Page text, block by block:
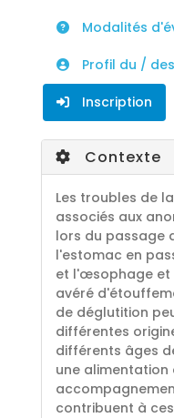
Modalités
Profil du /
Inscription
Contexte
Les troubles de
associés aux
lors du passage
l'estomac en
et l'œsophage et
avéré
de déglutition
différentes
différents âges
une
contribuent à